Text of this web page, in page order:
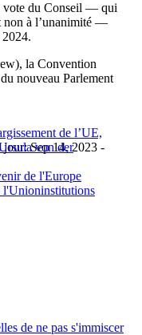
vote du Conseil — qui
non à l’unanimité —
la Convention
nouveau Parlement
de l’UE,
von der
jour: Sep 14, 2023 -
de l'Europe
l'Unioninstitutions
de ne pas s'immiscer